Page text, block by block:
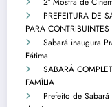
PREFEITURA DE
PARA
Sabará inaugura
Fátima
SABARÁ
FAMÍLIA
Prefeito de